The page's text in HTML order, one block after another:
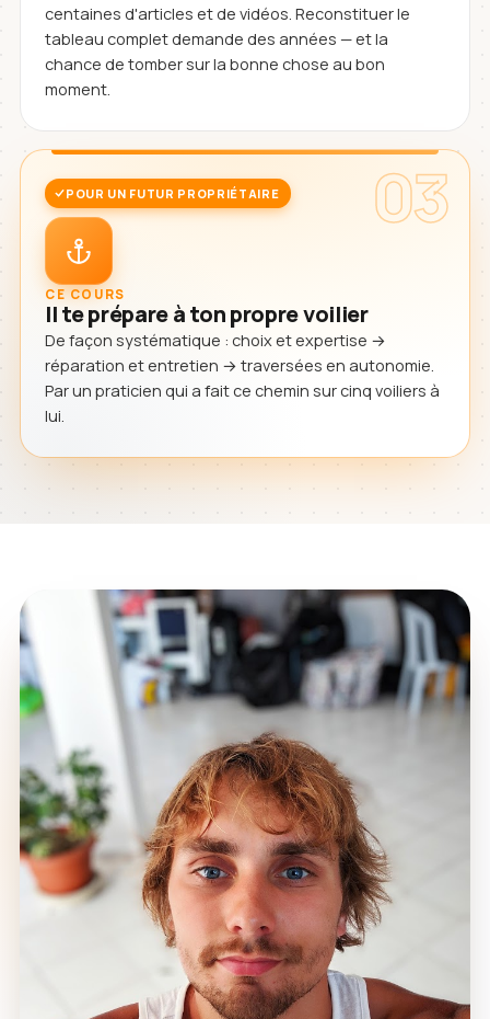
centaines d'articles et de vidéos. Reconstituer le
tableau complet demande des années — et la
chance de tomber sur la bonne chose au bon
moment.
03
POUR UN FUTUR PROPRIÉTAIRE
CE COURS
Il te prépare à ton propre voilier
De façon systématique : choix et expertise →
réparation et entretien → traversées en autonomie.
Par un praticien qui a fait ce chemin sur cinq voiliers à
lui.